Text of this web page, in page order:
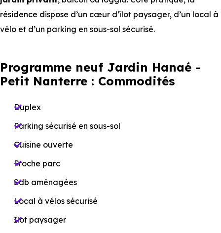
résidence dispose d’un cœur d’îlot paysager, d’un local à
vélo et d’un parking en sous-sol sécurisé.
Programme neuf Jardin Hanaé -
Petit Nanterre : Commodités
Duplex
Parking sécurisé en sous-sol
Cuisine ouverte
Proche parc
Sdb aménagées
Local à vélos sécurisé
Ilot paysager